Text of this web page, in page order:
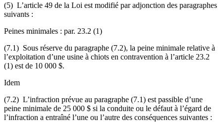
(5) L’article 49 de la Loi est modifié par adjonction des paragraphes
suivants :
Peines minimales : par. 23.2 (1)
(7.1) Sous réserve du paragraphe (7.2), la peine minimale relative à
l’exploitation d’une usine à chiots en contravention à l’article 23.2
(1) est de 10 000 $.
Idem
(7.2) L’infraction prévue au paragraphe (7.1) est passible d’une
peine minimale de 25 000 $ si la conduite ou le défaut à l’égard de
l’infraction a entraîné l’une ou l’autre des conséquences suivantes :